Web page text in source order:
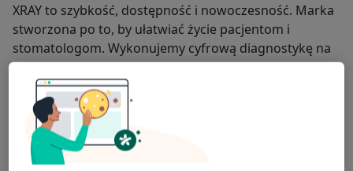
XRAY to szybkość, dostępność i nowoczesność. Marka
stworzona po to, by ułatwiać życie pacjentom i
stomatologom. Wykonujemy cyfrową diagnostykę na
potrzeby planowania i leczenia stomatologicznego.
Zapewniamy kompleksowość - dostęp do pełnej
diagnostyki w jednym miejscu, wyniki badań na kilku
nośnikach – wydruk kliszy, CD, pendrive (w zależności
od badania) i online. Zaawansowany technologicznie
sprzęt, wysoka jakość obsługi pacjenta i
więcej O nas